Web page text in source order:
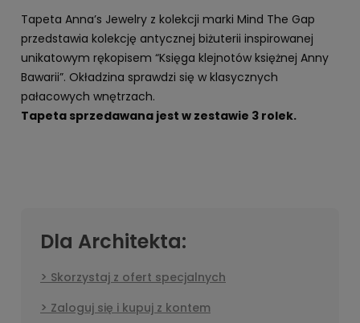
Tapeta Anna’s Jewelry z kolekcji marki Mind The Gap
przedstawia kolekcję antycznej biżuterii inspirowanej
unikatowym rękopisem “Księga klejnotów księżnej Anny
Bawarii”. Okładzina sprawdzi się w klasycznych
pałacowych wnętrzach.
Tapeta sprzedawana jest w zestawie 3 rolek.
Dla Architekta:
Skorzystaj z ofert specjalnych
Zaloguj się i kupuj z kontem